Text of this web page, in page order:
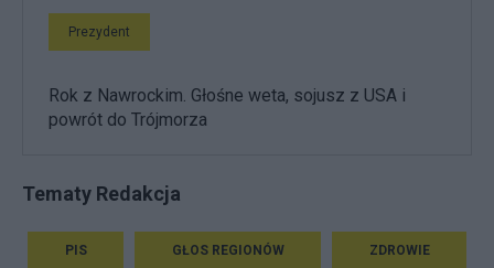
Prezydent
Rok z Nawrockim. Głośne weta, sojusz z USA i
powrót do Trójmorza
Tematy Redakcja
PIS GŁOS REGIONÓW ZDROWIE